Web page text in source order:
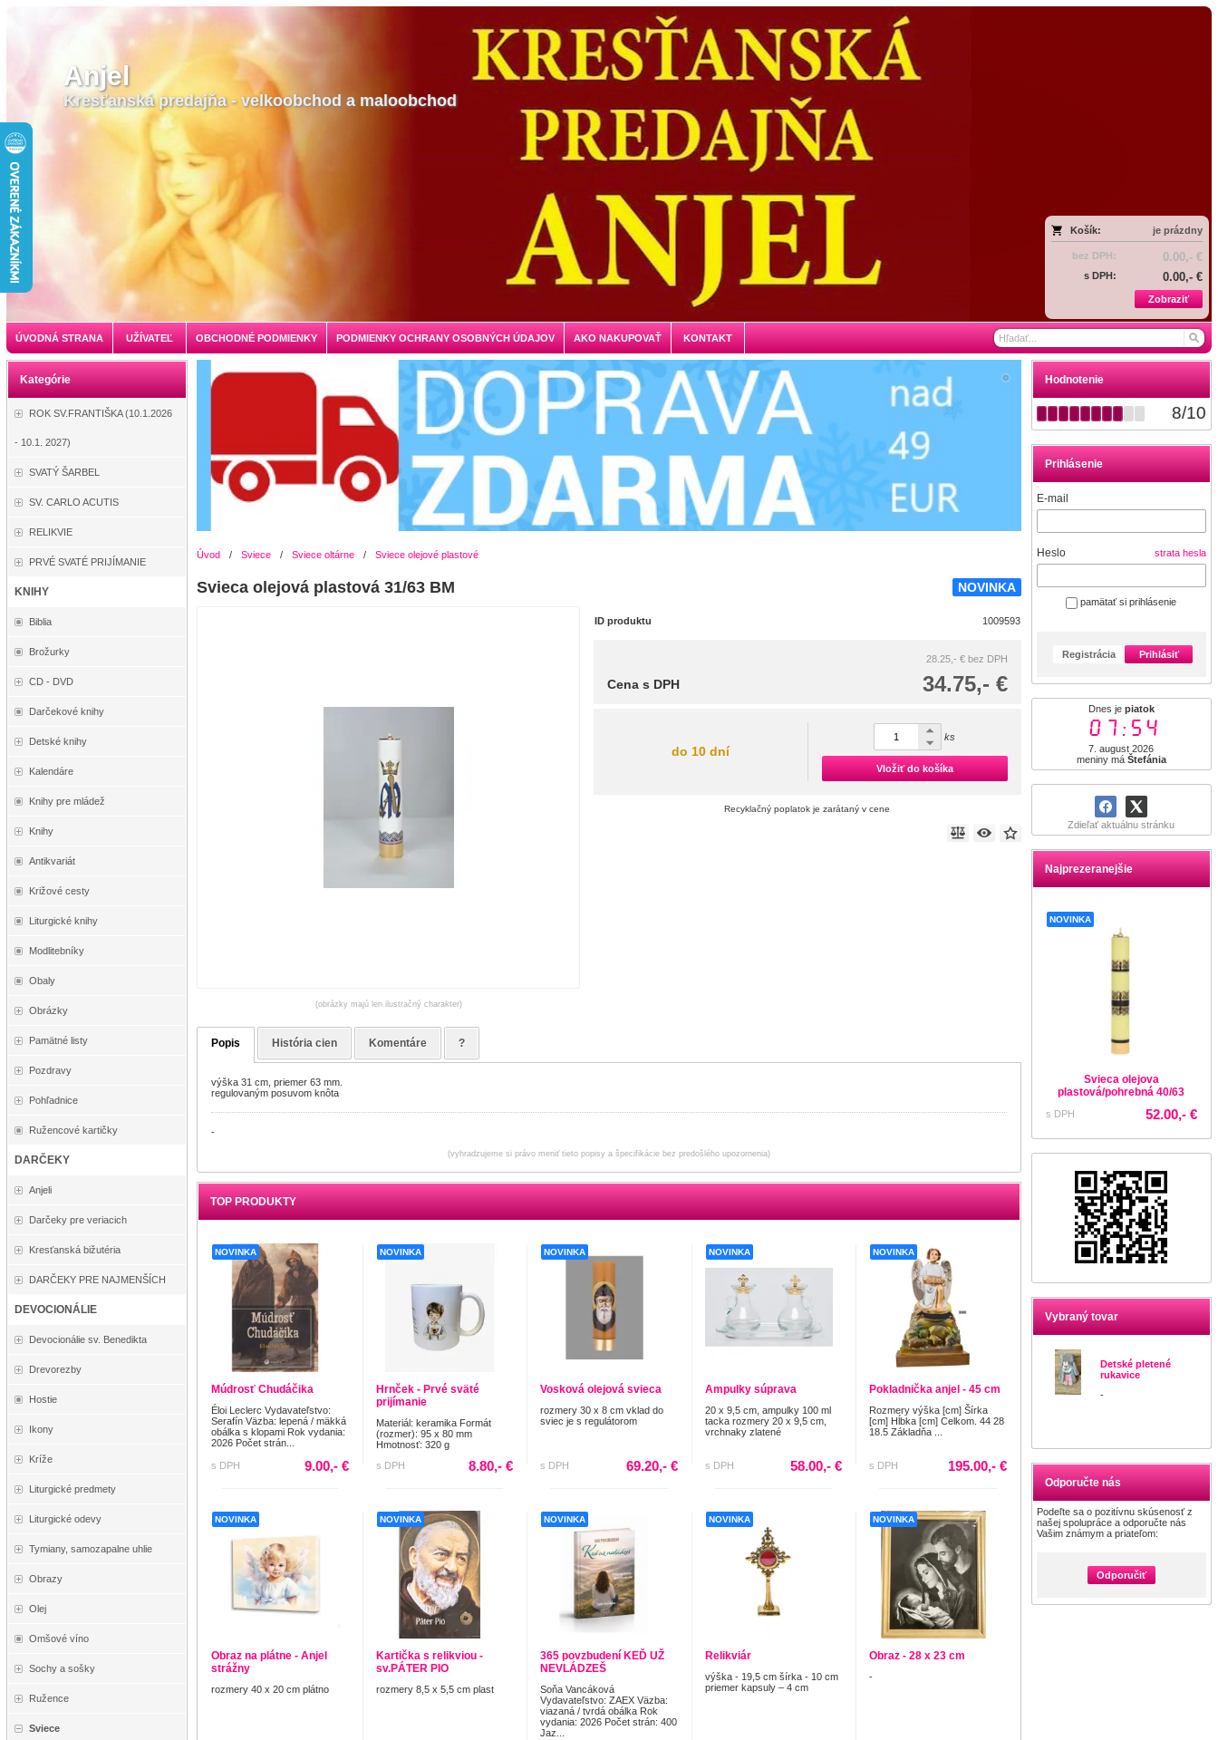
Košík: je prázdny
bez DPH: 0.00,- €
s DPH: 0.00,- €
Zobraziť
Anjel
Kresťanská predajňa - velkoobchod a maloobchod
ÚVODNÁ STRANA UŽÍVATEĽ OBCHODNÉ PODMIENKY PODMIENKY OCHRANY OSOBNÝCH ÚDAJOV AKO NAKUPOVAŤ KONTAKT
Kategórie
ROK SV.FRANTIŠKA (10.1.2026
- 10.1. 2027)
SVATÝ ŠARBEL
SV. CARLO ACUTIS
RELIKVIE
PRVÉ SVATÉ PRIJÍMANIE
KNIHY
Biblia
Brožurky
CD - DVD
Darčekové knihy
Detské knihy
Kalendáre
Knihy pre mládež
Knihy
Antikvariát
Križové cesty
Liturgické knihy
Modlitebníky
Obaly
Obrázky
Pamätné listy
Pozdravy
Pohľadnice
Ružencové kartičky
DARČEKY
Anjeli
Darčeky pre veriacich
Kresťanská bižutéria
DARČEKY PRE NAJMENŠÍCH
DEVOCIONÁLIE
Devocionálie sv. Benedikta
Drevorezby
Hostie
Ikony
Kríže
Liturgické predmety
Liturgické odevy
Tymiany, samozapalne uhlie
Obrazy
Olej
Omšové víno
Sochy a sošky
Ružence
Sviece
Hodnotenie
8/10
Prihlásenie
E-mail
Heslo strata hesla
pamätať si prihlásenie
Registrácia Prihlásiť
Dnes je piatok
07:54
7. august 2026
meniny má Štefánia
Zdieľať aktuálnu stránku
Najprezeranejšie
NOVINKA
Svieca olejova
plastová/pohrebná 40/63
s DPH 52.00,- €
Vybraný tovar
Detské pletené
rukavice
-
Odporučte nás
Podeľte sa o pozitívnu skúsenosť z
našej spolupráce a odporučte nás
Vašim známym a priateľom:
Odporučiť
Úvod / Sviece / Sviece oltárne / Sviece olejové plastové
NOVINKA
Svieca olejová plastová 31/63 BM
(obrázky majú len ilustračný charakter)
ID produktu 1009593
28.25,- € bez DPH
34.75,- €
Cena s DPH
do 10 dní
ks
Vložiť do košíka
Recyklačný poplatok je zarátaný v cene
Popis História cien Komentáre ?
výška 31 cm, priemer 63 mm.
regulovaným posuvom knôta
-
(vyhradzujeme si právo meniť tieto popisy a špecifikácie bez predošlého upozornenia)
TOP PRODUKTY
NOVINKA
Múdrosť Chudáčika
Éloi Leclerc Vydavateľstvo:
Serafín Väzba: lepená / mäkká
obálka s klopami Rok vydania:
2026 Počet strán...
s DPH 9.00,- €
NOVINKA
Hrnček - Prvé sväté
prijímanie
Materiál: keramika Formát
(rozmer): 95 x 80 mm
Hmotnosť: 320 g
s DPH
8.80,- €
NOVINKA
Vosková olejová svieca
rozmery 30 x 8 cm vklad do
sviec je s regulátorom
s DPH 69.20,- €
NOVINKA
Ampulky súprava
20 x 9,5 cm, ampulky 100 ml
tacka rozmery 20 x 9,5 cm,
vrchnaky zlatené
s DPH 58.00,- €
NOVINKA
Pokladnička anjel - 45 cm
Rozmery výška [cm] Šírka
[cm] Hĺbka [cm] Celkom. 44 28
18.5 Základňa ...
s DPH 195.00,- €
NOVINKA
Obraz na plátne - Anjel
strážny
rozmery 40 x 20 cm plátno
NOVINKA
Kartička s relikviou -
sv.PÁTER PIO
rozmery 8,5 x 5,5 cm plast
NOVINKA
365 povzbudení KEĎ UŽ
NEVLÁDZEŠ
Soňa Vancáková
Vydavateľstvo: ZAEX Väzba:
viazaná / tvrdá obálka Rok
vydania: 2026 Počet strán: 400
Jaz...
NOVINKA
Relikviár
výška - 19,5 cm šírka - 10 cm
priemer kapsuly – 4 cm
NOVINKA
Obraz - 28 x 23 cm
-